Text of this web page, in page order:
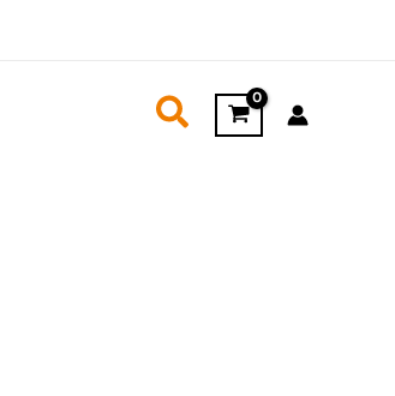
Suchen